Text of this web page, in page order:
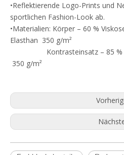
•Reflektierende Logo-Prints und
sportlichen Fashion-Look ab.
•Materialien: Körper – 60 %
Elasthan 350 g/m²
Kontrasteinsatz – 85 %
350 g/m²
QBeschwerdepolitik
A